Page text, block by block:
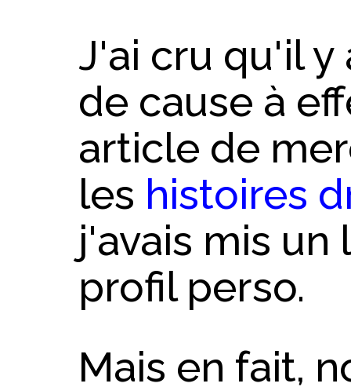
J'ai cru qu'il y
de cause à
article de
les histoires
j'avais mis un
profil perso.
Mais en fait,